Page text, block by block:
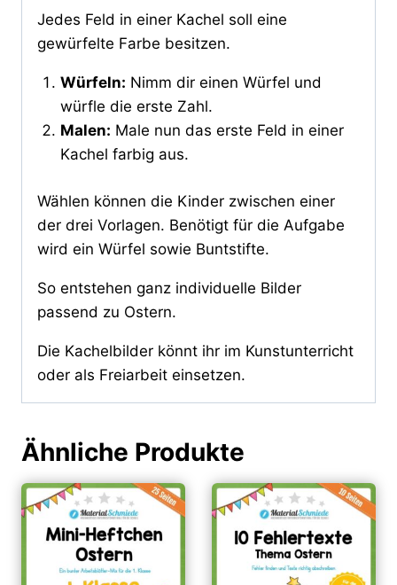
Jedes Feld in einer Kachel soll eine
gewürfelte Farbe besitzen.
Würfeln: Nimm dir einen Würfel und
würfle die erste Zahl.
Malen: Male nun das erste Feld in einer
Kachel farbig aus.
Wählen können die Kinder zwischen einer
der drei Vorlagen. Benötigt für die Aufgabe
wird ein Würfel sowie Buntstifte.
So entstehen ganz individuelle Bilder
passend zu Ostern.
Die Kachelbilder könnt ihr im Kunstunterricht
oder als Freiarbeit einsetzen.
Ähnliche Produkte